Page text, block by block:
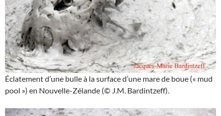
Éclatement d’une bulle à la surface d’une mare de boue (« mud
pool ») en Nouvelle-Zélande (© J.M. Bardintzeff).